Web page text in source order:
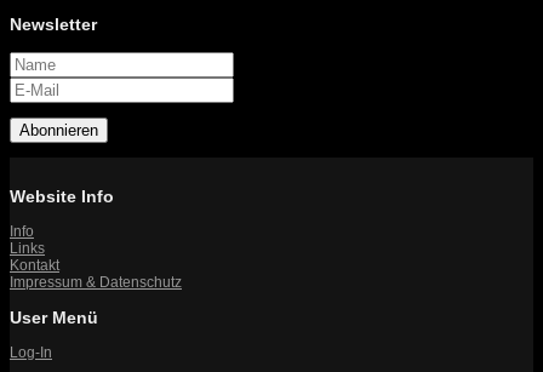
Newsletter
Abonnieren
Website Info
Info
Links
Kontakt
Impressum & Datenschutz
User Menü
Log-In